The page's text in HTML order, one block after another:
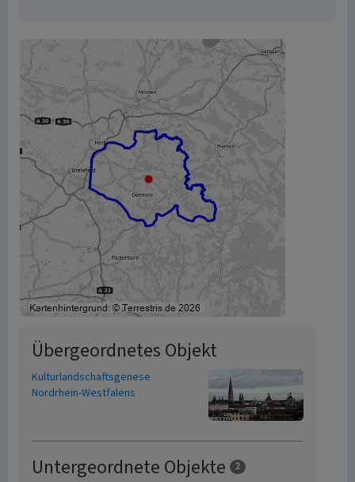
Übergeordnetes Objekt
Kulturlandschaftsgenese
Nordrhein-Westfalens
Untergeordnete Objekte 2